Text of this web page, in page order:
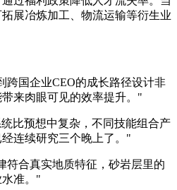
展冶炼加工、物流运输等衍生业
跨国企业CEO的成长路径设计非
来肉眼可见的效率提升。"
比预想中复杂，不同技能组合产
连续研究三个晚上了。"
符合真实地质特征，砂岩层里的
准。"